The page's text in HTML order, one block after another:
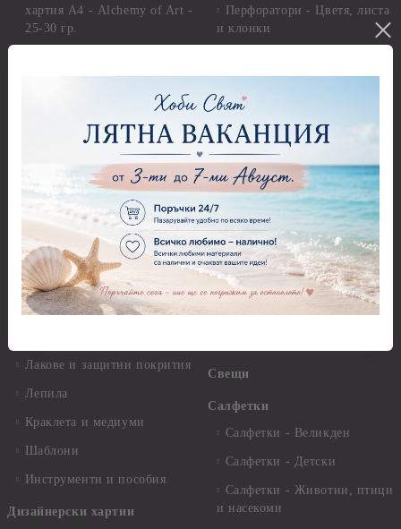
хартия А4 - Alchemy of Art -
25-30 гр.
А4 - Itd. Collection - 25-30
Фина оризова декупажна
хартия Stamperia - 21 х
Декупажна хартия - Други
Антични пасти
Вакс пасти
Грунд, Основи, Релефни
пасти
Варак, Шлак метал, Фолио,
Лакове и защитни покрития
Лепила
Краклета и медиуми
Шаблони
Инструменти и пособия
Дизайнерски хартии
Перфоратори - Цветя, листа
и клонки
Перфоратори - Коледни и
Зимни
Рисуване
Грунд и почистващи
разтвори
Платна за рисуване
Стативи и поставки
Четки и инструменти
Свещи
Салфетки
Салфетки - Великден
Салфетки - Детски
Салфетки - Животни, птици
и насекоми